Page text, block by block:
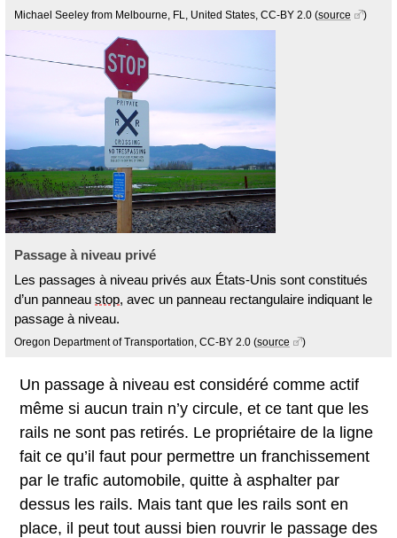
Michael Seeley from Melbourne, FL, United States, CC-BY 2.0 (source )
Passage à niveau privé
Les passages à niveau privés aux États-Unis sont constitués
d’un panneau stop, avec un panneau rectangulaire indiquant le
passage à niveau.
Oregon Department of Transportation, CC-BY 2.0 (source )
Un passage à niveau est considéré comme actif
même si aucun train n’y circule, et ce tant que les
rails ne sont pas retirés. Le propriétaire de la ligne
fait ce qu’il faut pour permettre un franchissement
par le trafic automobile, quitte à asphalter par
dessus les rails. Mais tant que les rails sont en
place, il peut tout aussi bien rouvrir le passage des